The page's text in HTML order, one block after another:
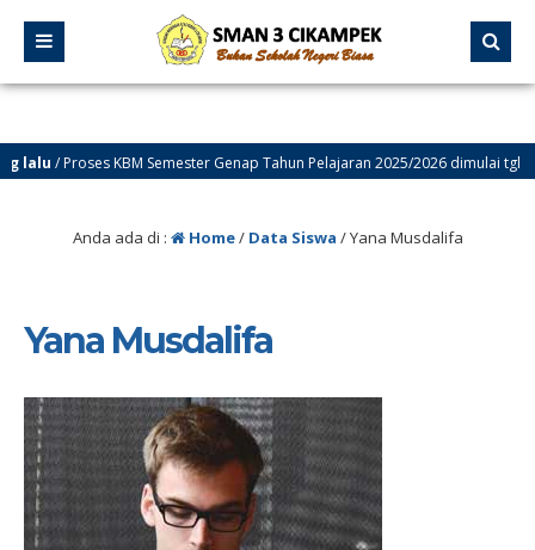
/ Proses KBM Semester Genap Tahun Pelajaran 2025/2026 dimulai tgl 12
/ Selamat Datang di Website Resmi SMA Negeri 3 Cikampek – PROGRESIF
Anda ada di : Home/ Data Siswa /Yana Musdalifa
Yana Musdalifa